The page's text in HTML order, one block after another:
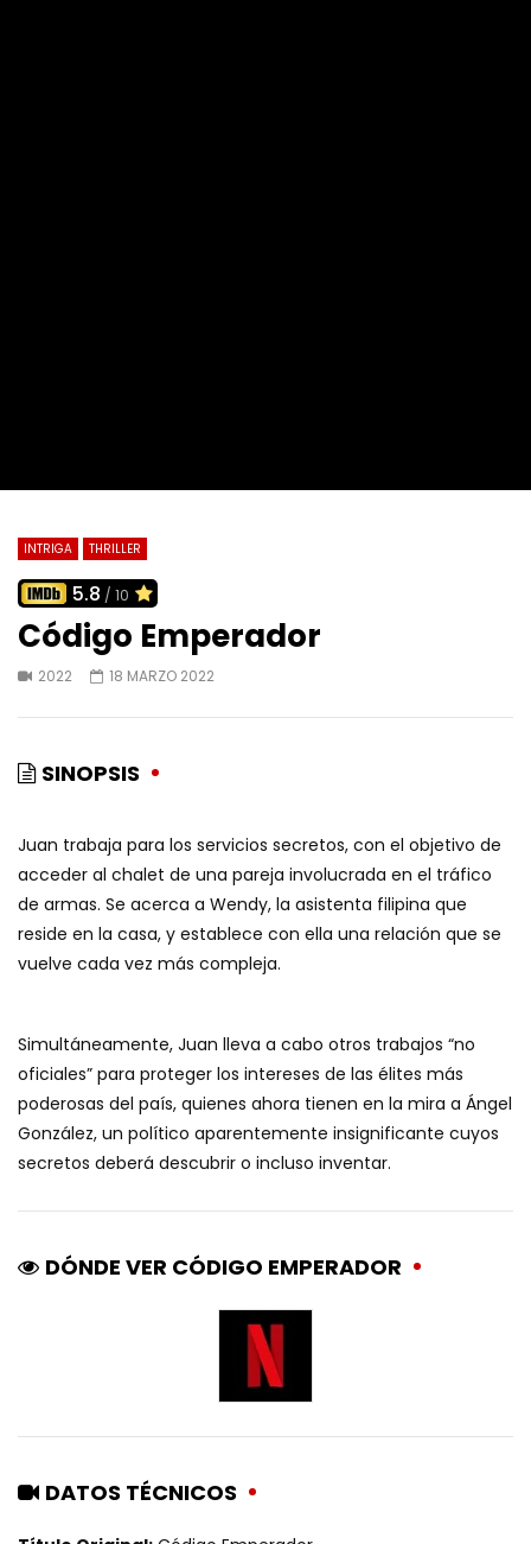
INTRIGA THRILLER
5.8 / 10
Código Emperador
2022 18 MARZO 2022
SINOPSIS
Juan trabaja para los servicios secretos, con el objetivo de
acceder al chalet de una pareja involucrada en el tráfico
de armas. Se acerca a Wendy, la asistenta filipina que
reside en la casa, y establece con ella una relación que se
vuelve cada vez más compleja.
Simultáneamente, Juan lleva a cabo otros trabajos “no
oficiales” para proteger los intereses de las élites más
poderosas del país, quienes ahora tienen en la mira a Ángel
González, un político aparentemente insignificante cuyos
secretos deberá descubrir o incluso inventar.
DÓNDE VER CÓDIGO EMPERADOR
DATOS TÉCNICOS